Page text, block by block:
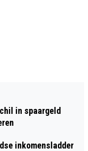
in spaargeld
inkomensladder